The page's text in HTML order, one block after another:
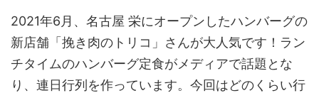
2021年6月、名古屋 栄にオープンしたハンバーグの
新店舗「挽き肉のトリコ」さんが大人気です！ラン
チタイムのハンバーグ定食がメディアで話題とな
り、連日行列を作っています。今回はどのくらい行